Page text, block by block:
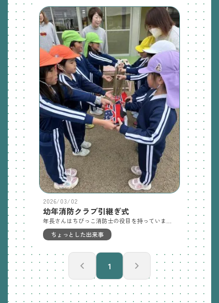
2026/03/02
幼年消防クラブ引継ぎ式
ちょっとした出来事
1